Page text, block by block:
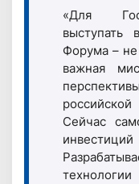
«Для
выступать
Форума – не
важная
Сейчас